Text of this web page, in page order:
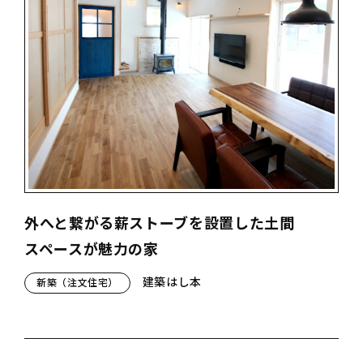
外へと繋がる薪ストーブを設置した土間
スペースが魅力の家
新築（注文住宅） 建築はし本